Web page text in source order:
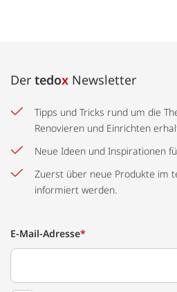
Der tedox Newsletter
Tipps und Tricks rund um die
Renovieren und Einrichten
Neue Ideen und Inspirationen
Zuerst über neue Produkte im
informiert werden.
E-Mail-Adresse*